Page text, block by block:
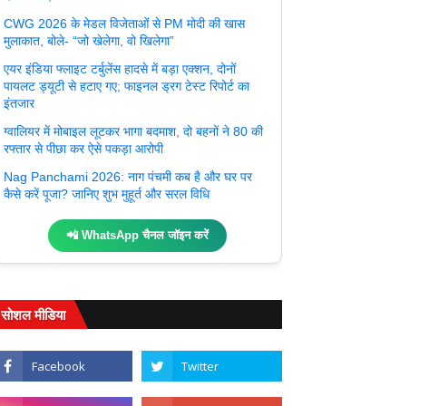
CWG 2026 के मेडल विजेताओं से PM मोदी की खास
मुलाकात, बोले- “जो खेलेगा, वो खिलेगा”
एयर इंडिया फ्लाइट टर्बुलेंस हादसे में बड़ा एक्शन, दोनों
पायलट ड्यूटी से हटाए गए; फाइनल ड्रग टेस्ट रिपोर्ट का
इंतजार
ग्वालियर में मोबाइल लूटकर भागा बदमाश, दो बहनों ने 80 की
रफ्तार से पीछा कर ऐसे पकड़ा आरोपी
Nag Panchami 2026: नाग पंचमी कब है और घर पर
कैसे करें पूजा? जानिए शुभ मुहूर्त और सरल विधि
📲 WhatsApp चैनल जॉइन करें
सोशल मीडिया